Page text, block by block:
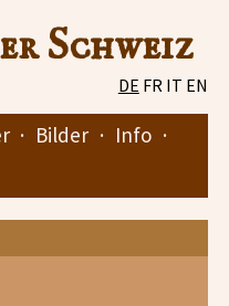
Schweiz
DE FR IT EN
· Bilder · Info ·